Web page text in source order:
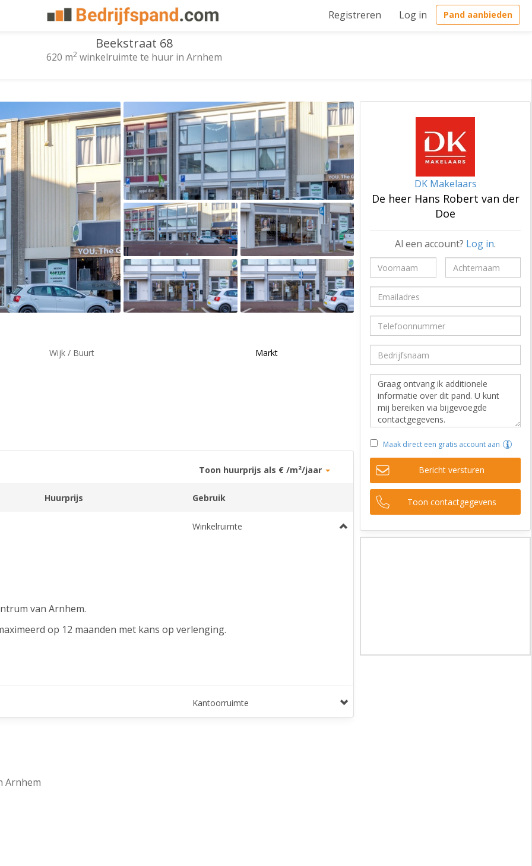
Registreren Log in Pand aanbieden
Beekstraat 68
620 m2 winkelruimte te huur in Arnhem
Wijk / Buurt Markt
Toon huurprijs als € /m²/jaar
Huurprijs Gebruik
Winkelruimte
van Arnhem.
op 12 maanden met kans op verlenging.
Kantoorruimte
Arnhem
DK Makelaars
De heer Hans Robert van der
Doe
Al een account? Log in.
Maak direct een gratis account aan
Bericht versturen
Toon contactgegevens